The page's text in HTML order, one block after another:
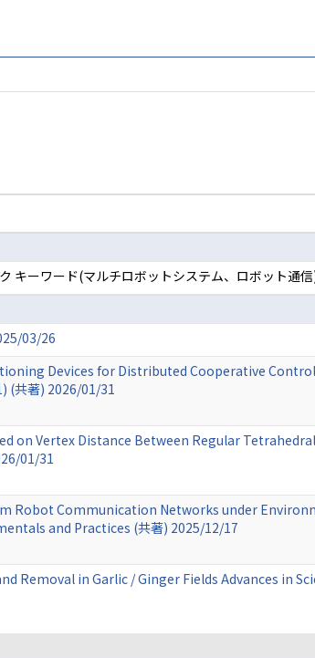
キーワード(マルチロボットシステム、ロボット通
03/26
Devices for Distributed Cooperative
(共著) 2026/01/31
on Vertex Distance Between Regular
01/31
Robot Communication Networks under
and Practices (共著) 2025/12/17
Removal in Garlic / Ginger Fields Advances in